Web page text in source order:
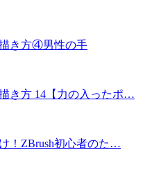
き方④男性の手
き方 14【力の入ったポ…
！ZBrush初心者のた…